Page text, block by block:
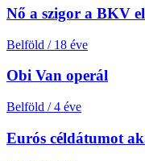
Nő a szigor a BKV
Belföld / 18 éve
Obi Van operál
Belföld / 4 éve
Eurós céldátumot